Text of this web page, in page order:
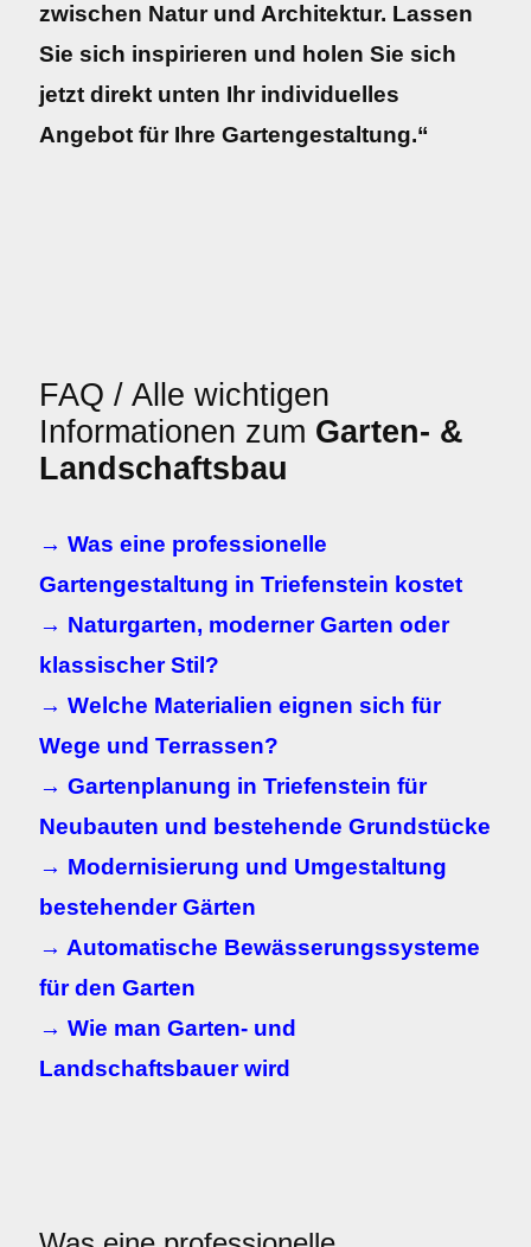
zwischen Natur und Architektur. Lassen
Sie sich inspirieren und holen Sie sich
jetzt direkt unten Ihr individuelles
Angebot für Ihre Gartengestaltung.“
FAQ / Alle wichtigen
Informationen zum Garten- &
Landschaftsbau
→ Was eine professionelle
Gartengestaltung in Triefenstein kostet
→ Naturgarten, moderner Garten oder
klassischer Stil?
→ Welche Materialien eignen sich für
Wege und Terrassen?
→ Gartenplanung in Triefenstein für
Neubauten und bestehende Grundstücke
→ Modernisierung und Umgestaltung
bestehender Gärten
→ Automatische Bewässerungssysteme
für den Garten
→ Wie man Garten- und
Landschaftsbauer wird